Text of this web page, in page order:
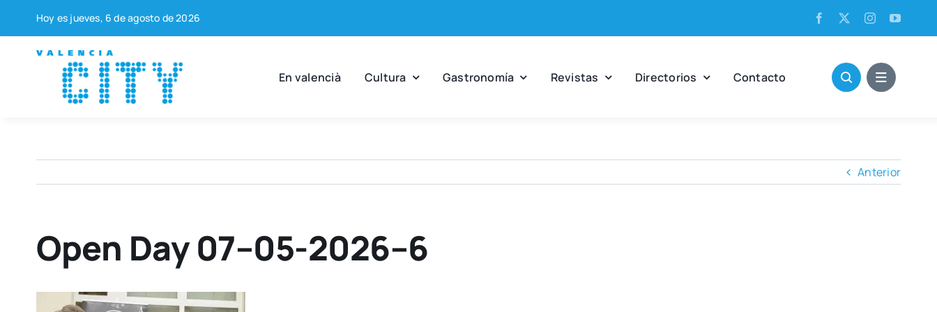
contenido
Hoy es jue­ves, 6 de agos­to de 2026
En valen­cià Cul­tu­ra Gas­tro­no­mía Revis­tas Direc­to­rios Con­tac­to
Anterior
Open Day 07–05-2026–6